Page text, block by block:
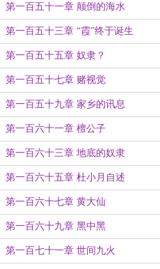
——欲望
第一百五十一章 颠倒的海水
第一百五十三章 “霞”终于诞生
第一百五十五章 奴隶？
第一百五十七章 赌视觉
第一百五十九章 家乡的讯息
第一百六十一章 檀公子
第一百六十三章 地底的奴隶
第一百六十五章 杜小月自述
第一百六十七章 黄大仙
第一百六十九章 黑中黑
第一百七十一章 世间九火